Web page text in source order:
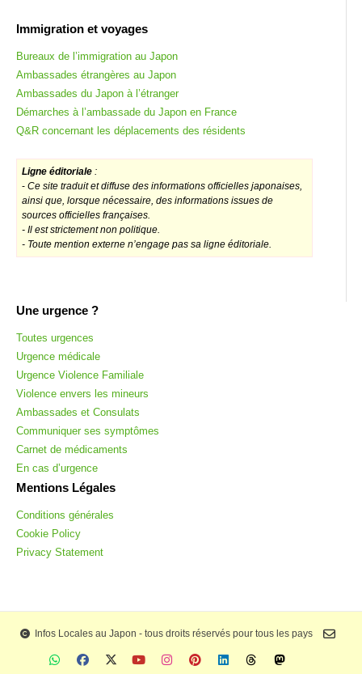
Immigration et voyages
Bureaux de l’immigration au Japon
Ambassades étrangères au Japon
Ambassades du Japon à l’étranger
Démarches à l’ambassade du Japon en France
Q&R concernant les déplacements des résidents
Ligne éditoriale :
- Ce site traduit et diffuse des informations officielles japonaises,
ainsi que, lorsque nécessaire, des informations issues de
sources officielles françaises.
- Il est strictement non politique.
- Toute mention externe n’engage pas sa ligne éditoriale.
Une urgence ?
Toutes urgences
Urgence médicale
Urgence Violence Familiale
Violence envers les mineurs
Ambassades et Consulats
Communiquer ses symptômes
Carnet de médicaments
En cas d’urgence
Mentions Légales
Conditions générales
Cookie Policy
Privacy Statement
Infos Locales au Japon - tous droits réservés pour tous les pays